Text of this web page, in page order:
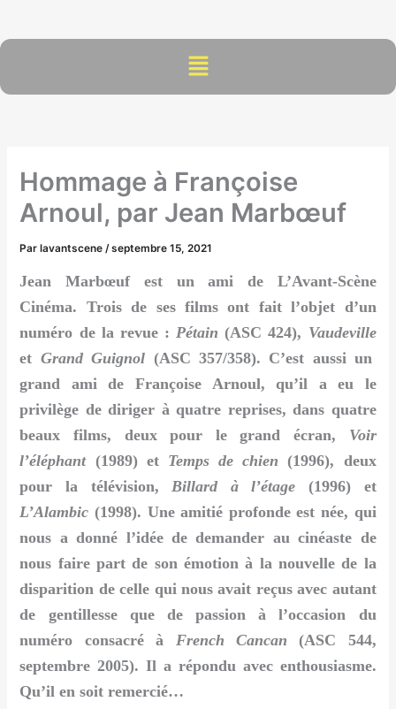
contenu
Menu
Hommage à Françoise
Arnoul, par Jean Marbœuf
Parlavantscene /septembre 15, 2021
Jean Marbœuf est un ami de L’Avant-Scène
Cinéma. Trois de ses films ont fait l’objet d’un
numéro de la revue :Pétain (ASC 424), Vaudeville
et Grand Guignol (ASC 357/358). C’est aussi un
grand ami de Françoise Arnoul, qu’il a eu le
privilège de diriger à quatre reprises, dans quatre
beaux films, deux pour le grand écran, Voir
l’éléphant(1989) et Temps de chien (1996), deux
pour la télévision,Billard à l’étage (1996) et
L’Alambic (1998). Une amitié profonde est née, qui
nous a donné l’idée de demander au cinéaste de
nous faire part de son émotion à la nouvelle de la
disparition de celle qui nous avait reçus avec autant
de gentillesse que de passion à l’occasion du
numéro consacré à French Cancan (ASC 544,
septembre 2005). Il a répondu avec enthousiasme.
Qu’il en soit remercié…